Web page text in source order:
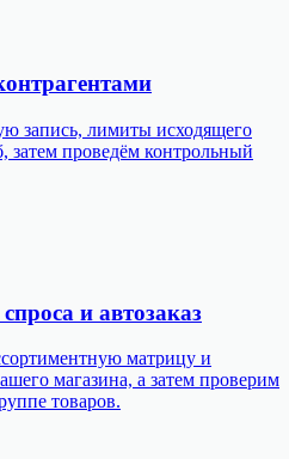
запись, лимиты исходящего
затем проведём контрольный
и автозаказ
матрицу и
магазина, а затем проверим
товаров.